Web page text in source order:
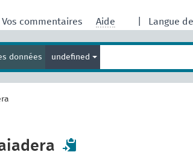
Langue
Vos commentaires Aide
données undefined
terme
de